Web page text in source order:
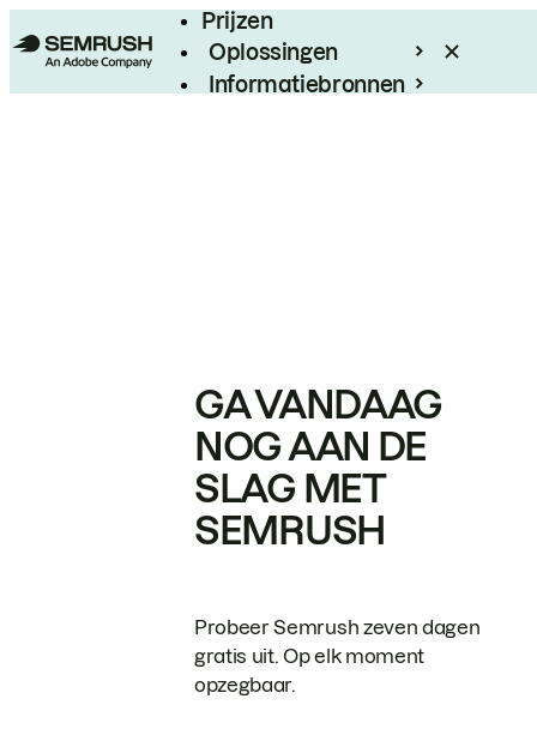
Prijzen
Oplossingen
Informatiebronnen
GA VANDAAG
NOG AAN DE
SLAG MET
SEMRUSH
Probeer Semrush zeven dagen
gratis uit. Op elk moment
opzegbaar.